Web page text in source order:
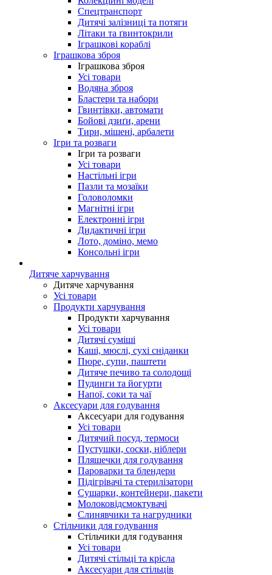
Спецтранспорт
Дитячі залізниці та потяги
Літаки та ґвинтокрили
Іграшкові кораблі
Іграшкова зброя
Іграшкова зброя
Усі товари
Водяна зброя
Бластери та набори
Гвинтівки, автомати
Бойові дзиґи, арени
Тири, мішені, арбалети
Ігри та розваги
Ігри та розваги
Усі товари
Настільні ігри
Пазли та мозаїки
Головоломки
Магнітні ігри
Електронні ігри
Дидактичні ігри
Лото, доміно, мемо
Консольні ігри
Дитяче харчування
Дитяче харчування
Усі товари
Продукти харчування
Продукти харчування
Усі товари
Дитячі суміші
Каші, мюслі, сухі сніданки
Пюре, супи, паштети
Дитяче печиво та солодощі
Пудинги та йогурти
Напої, соки та чаї
Аксесуари для годування
Аксесуари для годування
Усі товари
Дитячий посуд, термоси
Пустушки, соски, ніблери
Пляшечки для годування
Пароварки та блендери
Підігрівачі та стерилізатори
Сушарки, контейнери, пакети
Молоковідсмоктувачі
Слинявчики та нагрудники
Стільчики для годування
Стільчики для годування
Усі товари
Дитячі стільці та крісла
Аксесуари для стільців